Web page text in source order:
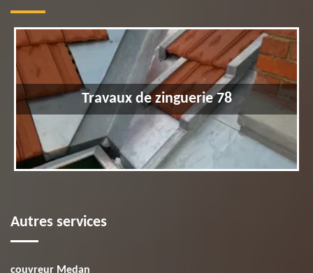
Travaux de zinguerie 78
Autres services
couvreur Medan